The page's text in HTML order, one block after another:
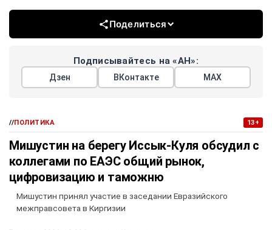
Поделиться
Подписывайтесь на «АН»:
Дзен ВКонтакте МАХ
//ПОЛИТИКА 13+
Мишустин на берегу Иссык-Куля обсудил с
коллегами по ЕАЭС общий рынок,
цифровизацию и таможню
Мишустин принял участие в заседании Евразийского
межправсовета в Киргизии